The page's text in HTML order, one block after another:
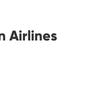
Airlines